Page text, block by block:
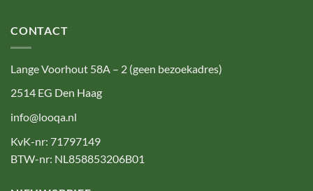
CONTACT
Lange Voorhout 58A – 2 (geen bezoekadres)
2514 EG Den Haag
info@looqa.nl
KvK-nr: 71797149
BTW-nr: NL858853206B01